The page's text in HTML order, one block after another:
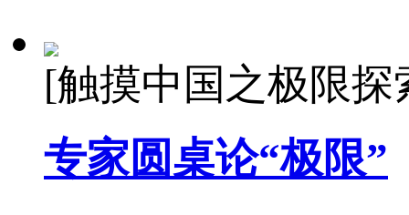
[触摸中国之极限探
专家圆桌论“极限”